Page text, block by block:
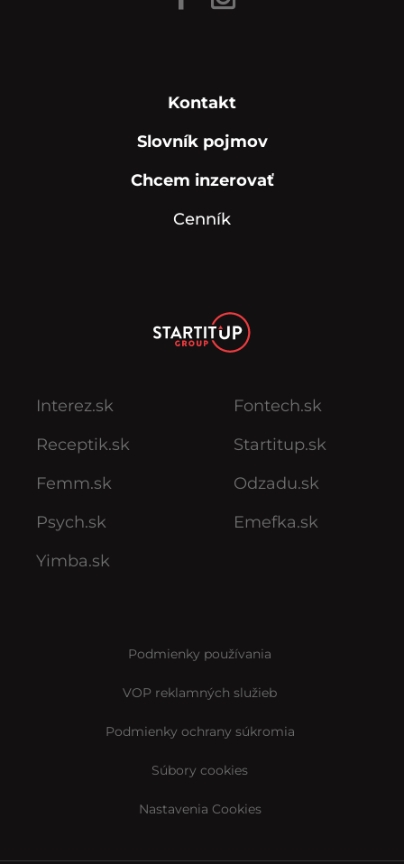
Kontakt
Slovník pojmov
Chcem inzerovať
Cenník
Interez.sk
Receptik.sk
Femm.sk
Psych.sk
Yimba.sk
Fontech.sk
Startitup.sk
Odzadu.sk
Emefka.sk
Podmienky používania
VOP reklamných služieb
Podmienky ochrany súkromia
Súbory cookies
Nastavenia Cookies